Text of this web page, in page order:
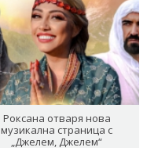
Роксана отваря нова
музикална страница с
„Джелем, Джелем“